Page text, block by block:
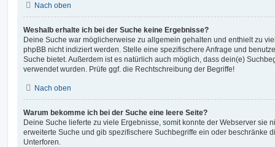
Nach oben
Weshalb erhalte ich bei der Suche keine Ergebnisse?
Deine Suche war möglicherweise zu allgemein gehalten und enthielt zu
phpBB nicht indiziert werden. Stelle eine spezifischere Anfrage und
Suche bietet. Außerdem ist es natürlich auch möglich, dass dein(e)
verwendet wurden. Prüfe ggf. die Rechtschreibung der Begriffe!
Nach oben
Warum bekomme ich bei der Suche eine leere Seite?
Deine Suche lieferte zu viele Ergebnisse, somit konnte der Webserver sie
erweiterte Suche und gib spezifischere Suchbegriffe ein oder beschränke
Unterforen.